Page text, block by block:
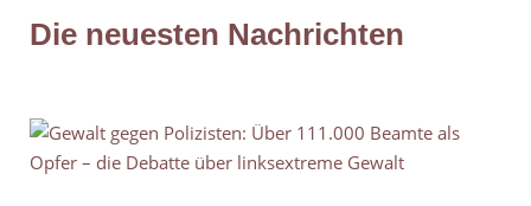
Die neuesten Nachrichten